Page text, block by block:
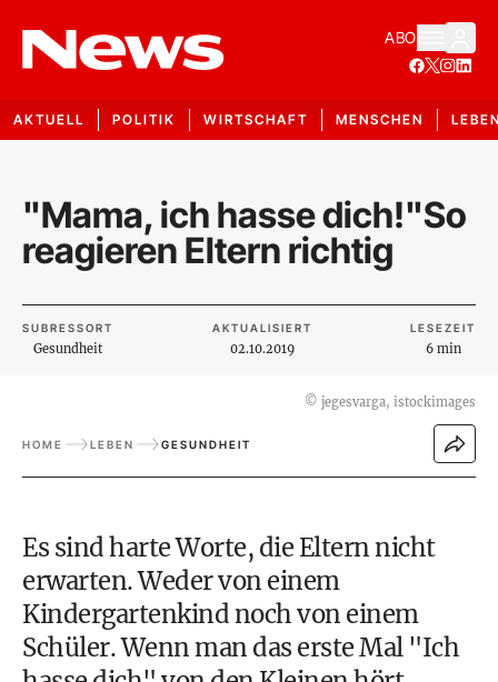
ABO
AKTUELL POLITIK WIRTSCHAFT MENSCHEN
"Mama, ich hasse dich!"So
reagieren Eltern richtig
SUBRESSORT
Gesundheit
AKTUALISIERT
02.10.2019
LESEZEIT
6 min
© jegesvarga, istockimages
HOME LEBEN GESUNDHEIT
Es sind harte Worte, die Eltern nicht
erwarten. Weder von einem
Kindergartenkind noch von einem
Schüler. Wenn man das erste Mal "Ich